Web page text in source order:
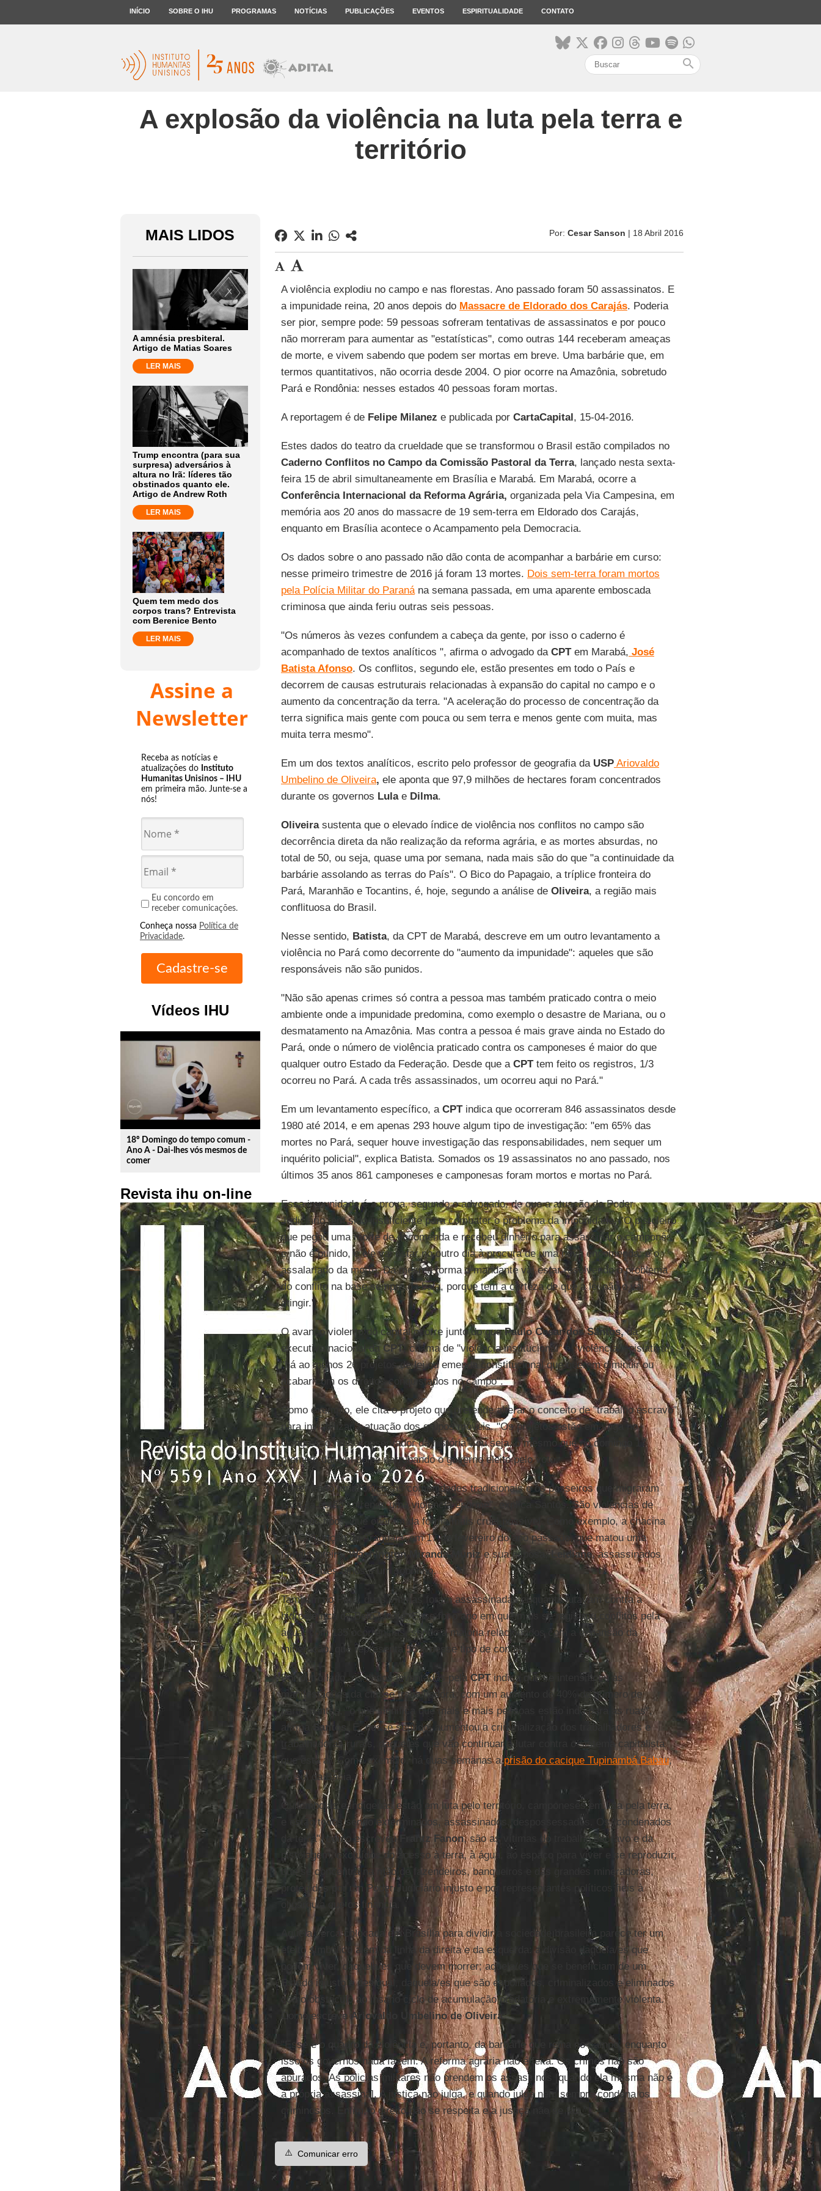
INÍCIO SOBRE O IHU PROGRAMAS NOTÍCIAS PUBLICAÇÕES EVENTOS ESPIRITUALIDADE CONTATO
search
A explosão da violência na luta pela terra e
território
MAIS LIDOS
A amnésia presbiteral.
Artigo de Matias Soares
LER MAIS
Trump encontra (para sua
surpresa) adversários à
altura no Irã: líderes tão
obstinados quanto ele.
Artigo de Andrew Roth
LER MAIS
Quem tem medo dos
corpos trans? Entrevista
com Berenice Bento
LER MAIS
Assine a
Newsletter
Receba as notícias e
atualizações do Instituto
Humanitas Unisinos – IHU
em primeira mão. Junte-se a
nós!
Eu concordo em
receber comunicações.
Conheça nossa Política de
Privacidade.
Vídeos IHU
play_circle_outline
18º Domingo do tempo comum -
Ano A - Dai-lhes vós mesmos de
comer
Revista ihu on-line
Por: Cesar Sanson | 18 Abril 2016
A violência explodiu no campo e nas florestas. Ano passado foram 50 assassinatos. E
a impunidade reina, 20 anos depois do Massacre de Eldorado dos Carajás. Poderia
ser pior, sempre pode: 59 pessoas sofreram tentativas de assassinatos e por pouco
não morreram para aumentar as "estatísticas", como outras 144 receberam ameaças
de morte, e vivem sabendo que podem ser mortas em breve. Uma barbárie que, em
termos quantitativos, não ocorria desde 2004. O pior ocorre na Amazônia, sobretudo
Pará e Rondônia: nesses estados 40 pessoas foram mortas.
A reportagem é de Felipe Milanez e publicada por CartaCapital, 15-04-2016.
Estes dados do teatro da crueldade que se transformou o Brasil estão compilados no
Caderno Conflitos no Campo da Comissão Pastoral da Terra, lançado nesta sexta-
feira 15 de abril simultaneamente em Brasília e Marabá. Em Marabá, ocorre a
Conferência Internacional da Reforma Agrária, organizada pela Via Campesina, em
memória aos 20 anos do massacre de 19 sem-terra em Eldorado dos Carajás,
enquanto em Brasília acontece o Acampamento pela Democracia.
Os dados sobre o ano passado não dão conta de acompanhar a barbárie em curso:
nesse primeiro trimestre de 2016 já foram 13 mortes. Dois sem-terra foram mortos
pela Polícia Militar do Paranána semana passada, em uma aparente emboscada
criminosa que ainda feriu outras seis pessoas.
"Os números às vezes confundem a cabeça da gente, por isso o caderno é
acompanhado de textos analíticos ", afirma o advogado da CPTem Marabá, José
Batista Afonso. Os conflitos, segundo ele, estão presentes em todo o País e
decorrem de causas estruturais relacionadas à expansão do capital no campo e o
aumento da concentração da terra. "A aceleração do processo de concentração da
terra significa mais gente com pouca ou sem terra e menos gente com muita, mas
muita terra mesmo".
Em um dos textos analíticos, escrito pelo professor de geografia da USPAriovaldo
Umbelino de Oliveira, ele aponta que 97,9 milhões de hectares foram concentrados
durante os governos Lulae Dilma.
Oliveirasustenta que o elevado índice de violência nos conflitos no campo são
decorrência direta da não realização da reforma agrária, e as mortes absurdas, no
total de 50, ou seja, quase uma por semana, nada mais são do que "a continuidade da
barbárie assolando as terras do País". O Bico do Papagaio, a tríplice fronteira do
Pará, Maranhão e Tocantins, é, hoje, segundo a análise de Oliveira, a região mais
conflituosa do Brasil.
Nesse sentido, Batista, da CPT de Marabá, descreve em um outro levantamento a
violência no Pará como decorrente do "aumento da impunidade": aqueles que são
responsáveis não são punidos.
"Não são apenas crimes só contra a pessoa mas também praticado contra o meio
ambiente onde a impunidade predomina, como exemplo o desastre de Mariana, ou o
desmatamento na Amazônia. Mas contra a pessoa é mais grave ainda no Estado do
Pará, onde o número de violência praticado contra os camponeses é maior do que
qualquer outro Estado da Federação. Desde que a CPTtem feito os registros, 1/3
ocorreu no Pará. A cada três assassinados, um ocorreu aqui no Pará."
Em um levantamento específico, a CPTindica que ocorreram 846 assassinatos desde
1980 até 2014, e em apenas 293 houve algum tipo de investigação: "em 65% das
mortes no Pará, sequer houve investigação das responsabilidades, nem sequer um
inquérito policial", explica Batista. Somados os 19 assassinatos no ano passado, nos
últimos 35 anos 861 camponeses e camponesas foram mortos e mortas no Pará.
Essa impunidade é a prova, segundo o advogado, de que a atuação do Poder
Judiciário tem sido insuficiente para combater o problema da impunidade. "O pistoleiro
que pegou uma morte de encomenda e recebeu dinheiro para assassinar o camponês
e não é punido, e ele vai estar no outro dia à procura de uma nova encomenda: é o
assalariado da morte. Da mesma forma o mandante vai estar resolvendo o problema
do conflito na base sempre da bala, porque tem a certeza de que a lei não o vai
atingir."
O avanço violento do capital ocorre junto do quePaulo Cesar dos Santos,da
executiva nacional daCPT, chama de "violência institucional" e "violência legislativa":
"há ao menos 26 projetos de lei ou emenda constitucional que querem diminuir ou
acabar com os direitos conquistados no campo".
Como exemplo, ele cita o projeto que pretende alterar o conceito de "trabalho escravo"
para inviabilizar a atuação dos grupos móveis. "Os projetos estão em voga no
Congresso mais conservador da história", ou seja, o mesmo que no domingo 17
promete dar um golpe derrubando o governo eleito pelo voto.
"O território amazônico, as comunidades tradicionais e os posseiros que migraram
para cá estão sofrendo uma violência enorme", explica Santos. São violências de
diversos tipos, que operam da forma mais cruel possível. Como exemplo, a chacina
em Conceição do Araguaia, em 17 de fevereiro do ano passado, que matou uma
família inteira:Washington Miranda Munize sua esposa, Leidiane, assassinados
junto de três filhos e um sobrinho.
Também no Pará, duas vítimas foram assassinadas enquanto lutavam contra a
hidroelétrica de Belo Monte. Esse foi o ano em que mais se registrou conflitos pela
água, com 135 ocorrências, sendo a maioria relacionados com a expansão da
mineração, que representa 56% desse tipo de conflito.
Por outro lado, os dados levantados pelaCPTindica que se intensificou as
manifestações da classe trabalhadora, com um aumento de 40% do número de
participantes, "o que significa que mais e mais pessoas estão indo para as ruas",
afirma
Santos
. E, nesse sentido, aumentou a criminalização dos trabalhadores e
trabalhadoras rurais, daqueles que vão continuar a lutar contra o sistema capitalista
que está ai. Como exemplo, há duas semanas aprisão do cacique Tupinambá Babau,
no sul da Bahia.
Quilombolas e indígenas estão em luta pelo território, camponeses em luta pela terra,
e estão todos sendo exterminados, assassinados, despossessados. Os "condenados
da terra", como escreveu
Frantz Fanon, são as vítimas do trabalho escravo e da
pistolagem, excluídos do acesso à terra, à água, ao espaço para viver e se reproduzir,
que se concentra na mão de fazendeiros, banqueiros e das grandes mineradoras,
protegidos por um Poder Judiciário injusto e por representantes políticos fieis à
oligarquia que os financia.
Aquela cerca colocada em Brasília para dividir a sociedade brasileira parece ter um
efeito simbólico além da linha da direita e da esquerda: a divisão daquela/es que
podem viver, daquela/es que devem morrer; aquela/es que se beneficiam de um
Estado injusto e desigual, daquela/es que são espoliados, criminalizados e eliminados
como obstáculo ao insano ciclo de acumulação predatória e extremamente violenta.
Como escreve Ariovaldo Umbelino de Oliveira:
"Esse é o quadro da violência e, portanto, da barbárie que reina no campo, enquanto
isso os governos nada fazem. A reforma agrária não é feita. Os crimes não são
apurados. As policias militares não prendem os assassinos [quando ela mesma não é
a própria assassina]. A justiça não julga, e quando julga nem sempre condena os
criminosos. Enfim, o direito não se respeita e a justiça não se faz."
⚠️ Comunicar erro